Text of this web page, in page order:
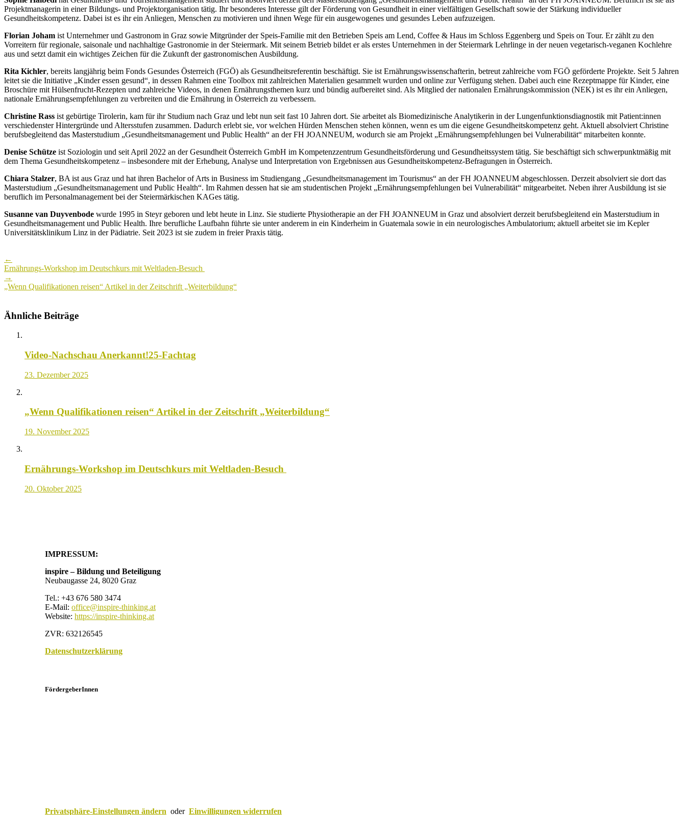
Projektmanagerin in einer Bildungs- und Projektorganisation tätig. Ihr besonderes Interesse gilt der Förderung von Gesundheit in einer vielfältigen Gesellschaft sowie der Stärkung individueller
Gesundheitskompetenz. Dabei ist es ihr ein Anliegen, Menschen zu motivieren und ihnen Wege für ein ausgewogenes und gesundes Leben aufzuzeigen.
Florian Joham ist Unternehmer und Gastronom in Graz sowie Mitgründer der Speis-Familie mit den Betrieben Speis am Lend, Coffee & Haus im Schloss Eggenberg und Speis on Tour. Er zählt zu den
Vorreitern für regionale, saisonale und nachhaltige Gastronomie in der Steiermark. Mit seinem Betrieb bildet er als erstes Unternehmen in der Steiermark Lehrlinge in der neuen vegetarisch-veganen Kochlehre
aus und setzt damit ein wichtiges Zeichen für die Zukunft der gastronomischen Ausbildung.
Rita Kichler, bereits langjährig beim Fonds Gesundes Österreich (FGÖ) als Gesundheitsreferentin beschäftigt. Sie ist Ernährungswissenschafterin, betreut zahlreiche vom FGÖ geförderte Projekte. Seit 5 Jahren
leitet sie die Initiative „Kinder essen gesund“, in dessen Rahmen eine Toolbox mit zahlreichen Materialien gesammelt wurden und online zur Verfügung stehen. Dabei auch eine Rezeptmappe für Kinder, eine
Broschüre mit Hülsenfrucht-Rezepten und zahlreiche Videos, in denen Ernährungsthemen kurz und bündig aufbereitet sind. Als Mitglied der nationalen Ernährungskommission (NEK) ist es ihr ein Anliegen,
nationale Ernährungsempfehlungen zu verbreiten und die Ernährung in Österreich zu verbessern.
Christine Rass ist gebürtige Tirolerin, kam für ihr Studium nach Graz und lebt nun seit fast 10 Jahren dort. Sie arbeitet als Biomedizinische Analytikerin in der Lungenfunktionsdiagnostik mit Patient:innen
verschiedenster Hintergründe und Altersstufen zusammen. Dadurch erlebt sie, vor welchen Hürden Menschen stehen können, wenn es um die eigene Gesundheitskompetenz geht. Aktuell absolviert Christine
berufsbegleitend das Masterstudium „Gesundheitsmanagement und Public Health“ an der FH JOANNEUM, wodurch sie am Projekt „Ernährungsempfehlungen bei Vulnerabilität“ mitarbeiten konnte.
Denise Schütze ist Soziologin und seit April 2022 an der Gesundheit Österreich GmbH im Kompetenzzentrum Gesundheitsförderung und Gesundheitssystem tätig. Sie beschäftigt sich schwerpunktmäßig mit
dem Thema Gesundheitskompetenz – insbesondere mit der Erhebung, Analyse und Interpretation von Ergebnissen aus Gesundheitskompetenz-Befragungen in Österreich.
Chiara Stalzer, BA ist aus Graz und hat ihren Bachelor of Arts in Business im Studiengang „Gesundheitsmanagement im Tourismus“ an der FH JOANNEUM abgeschlossen. Derzeit absolviert sie dort das
Masterstudium „Gesundheitsmanagement und Public Health“. Im Rahmen dessen hat sie am studentischen Projekt „Ernährungsempfehlungen bei Vulnerabilität“ mitgearbeitet. Neben ihrer Ausbildung ist sie
beruflich im Personalmanagement bei der Steiermärkischen KAGes tätig.
Susanne van Duyvenbode wurde 1995 in Steyr geboren und lebt heute in Linz. Sie studierte Physiotherapie an der FH JOANNEUM in Graz und absolviert derzeit berufsbegleitend ein Masterstudium in
Gesundheitsmanagement und Public Health. Ihre berufliche Laufbahn führte sie unter anderem in ein Kinderheim in Guatemala sowie in ein neurologisches Ambulatorium; aktuell arbeitet sie im Kepler
Universitätsklinikum Linz in der Pädiatrie. Seit 2023 ist sie zudem in freier Praxis tätig.
navigation
←
Ernährungs-Workshop im Deutschkurs mit Weltladen-Besuch
→
„Wenn Qualifikationen reisen“ Artikel in der Zeitschrift „Weiterbildung“
Ähnliche Beiträge
Video-Nachschau Anerkannt!25-Fachtag
23. Dezember 2025
„Wenn Qualifikationen reisen“ Artikel in der Zeitschrift „Weiterbildung“
19. November 2025
Ernährungs-Workshop im Deutschkurs mit Weltladen-Besuch
20. Oktober 2025
IMPRESSUM:
inspire – Bildung und Beteiligung
Neubaugasse 24, 8020 Graz
Tel.: +43 676 580 3474
E-Mail: office@inspire-thinking.at
Website: https://inspire-thinking.at
ZVR: 632126545
Datenschutzerklärung
FördergeberInnen
Privatsphäre-Einstellungen ändern oder Einwilligungen widerrufen